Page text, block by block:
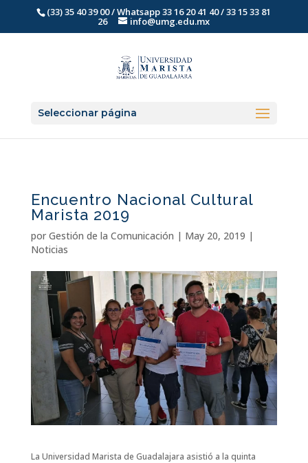
(33) 35 40 39 00 / Whatsapp 33 16 20 41 40 / 33 15 33 81
26 info@umg.edu.mx
Seleccionar página
Encuentro Nacional Cultural
Marista 2019
por Gestión de la Comunicación | May 20, 2019 |
Noticias
La Universidad Marista de Guadalajara asistió a la quinta